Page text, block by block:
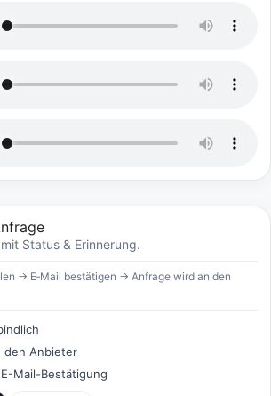
Status & Erinnerung.
→ E‑Mail bestätigen → Anfrage wird an den
den Anbieter
Mail-Bestätigung